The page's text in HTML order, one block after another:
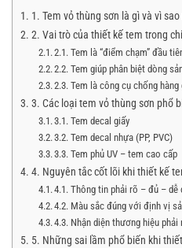
1. Tem vỏ thùng sơn là gì và vì
2. Vai trò của thiết kế tem trong
2.1. Tem là “điểm chạm” đầu
2.2. Tem giúp phân biệt dòng
2.3. Tem là công cụ chống hàng
3. Các loại tem vỏ thùng sơn phổ
3.1. Tem decal giấy
3.2. Tem decal nhựa (PP, PVC)
3.3. Tem phủ UV – tem cao cấp
4. Nguyên tắc cốt lõi khi thiết kế
4.1. Thông tin phải rõ – đủ – dễ
4.2. Màu sắc đúng với định vị
4.3. Nhận diện thương hiệu phải
5. Những sai lầm phổ biến khi